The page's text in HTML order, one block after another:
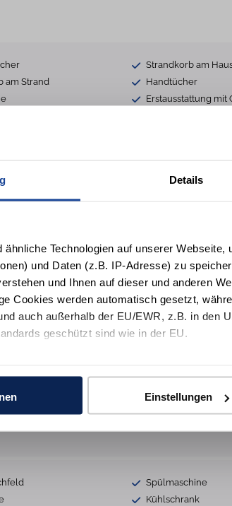
Details
ähnliche Technologien auf unserer
und Daten (z.B. IP-Adresse) zu
und Ihnen auf dieser und anderen
Cookies werden automatisch gesetzt,
auch außerhalb der EU/EWR, z.B. in den
geschützt sind wie in der EU.
Einstellungen
Strandkorb am
am Strand
Handtücher
Erstausstattung mit
teilw.
gegen Gebühr
Fahrradraum
Safe
Bügeleisen
Rauchmelder
Radio
HiFi-Anlage
DVD-Player
Spülmaschine
Kühlschrank